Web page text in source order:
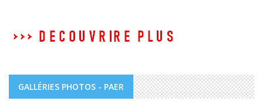
GALLÉRIES PHOTOS - PAER